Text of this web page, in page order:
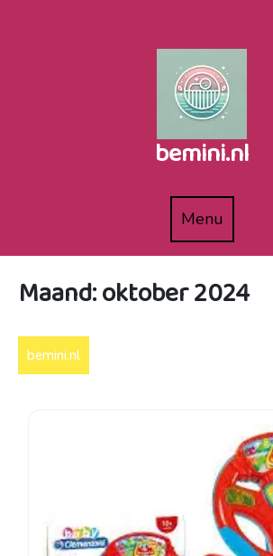
bemini.nl
MenuMenu
Maand:oktober 2024
bemini.nl